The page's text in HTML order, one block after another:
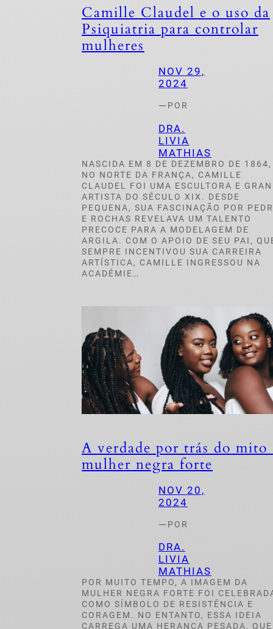
Camille Claudel e o uso da
Psiquiatria para controlar
mulheres
NOV 29,
2024
—POR
DRA.
LIVIA
MATHIAS
NASCIDA EM 8 DE DEZEMBRO DE 1864,
NO NORTE DA FRANÇA, CAMILLE
CLAUDEL FOI UMA ESCULTORA E
ARTISTA DO SÉCULO XIX. DESDE
PEQUENA, SUA FASCINAÇÃO POR
E ROCHAS REVELAVA UM TALENTO
PRECOCE PARA A MODELAGEM DE
ARGILA. COM O APOIO DE SEU PAI,
SEMPRE INCENTIVOU SUA CARREIRA
ARTÍSTICA, CAMILLE INGRESSOU NA
ACADÉMIE…
A verdade por trás do mito
mulher negra forte
NOV 20,
2024
—POR
DRA.
LIVIA
MATHIAS
POR MUITO TEMPO, A IMAGEM DA
MULHER NEGRA FORTE FOI
COMO SÍMBOLO DE RESISTÊNCIA E
CORAGEM. NO ENTANTO, ESSA IDEIA
CARREGA UMA HERANÇA PESADA, QUE